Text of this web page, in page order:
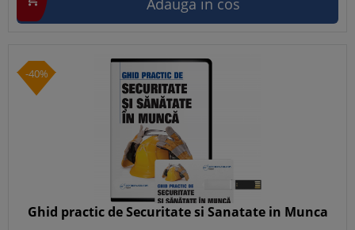
Adauga in cos
-40%
Ghid practic de Securitate si Sanatate in Munca